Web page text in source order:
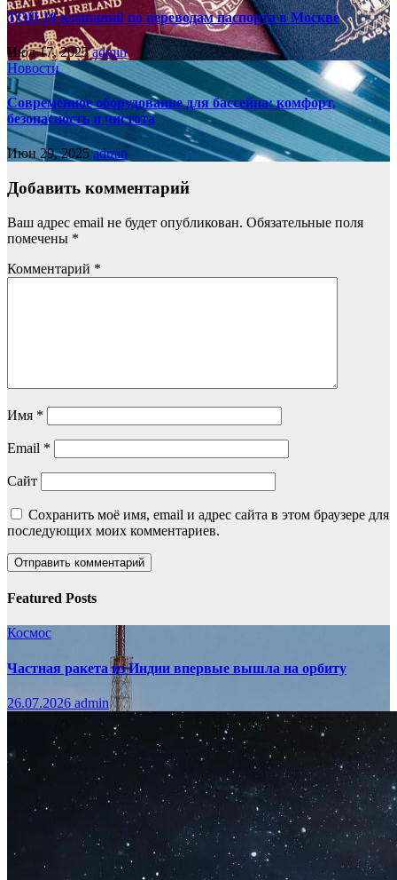
ТОП-10 компаний по переводам паспорта в Москве
Июл 17, 2025admin
Новости
Современное оборудование для бассейна: комфорт,
безопасность и чистота
Июн 29, 2025admin
Добавить комментарий
Ваш адрес email не будет опубликован. Обязательные поля
помечены *
Комментарий *
Имя *
Email *
Сайт
Сохранить моё имя, email и адрес сайта в этом браузере для
последующих моих комментариев.
Featured Posts
Космос
Частная ракета из Индии впервые вышла на орбиту
26.07.2026 admin